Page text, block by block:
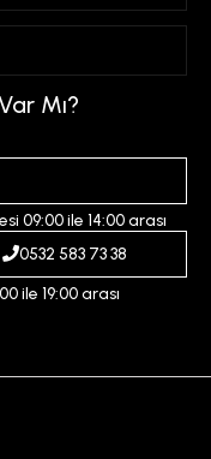
Mı?
09:00 ile 14:00 arası
0532 583 73 38
ile 19:00 arası